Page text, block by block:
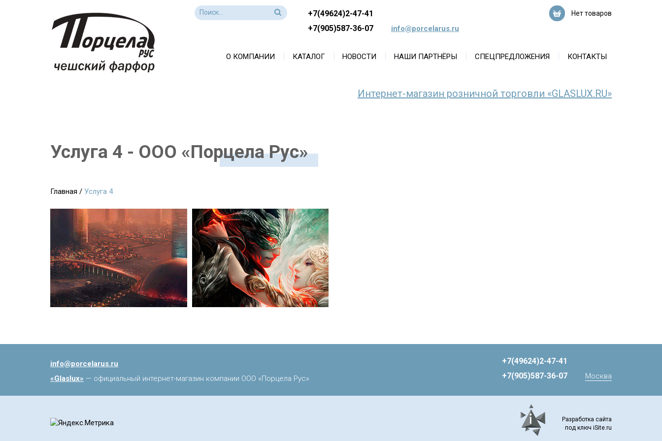
+7(49624)2-47-41
+7(905)587-36-07
info@porcelarus.ru
Нет товаров
О КОМПАНИИ КАТАЛОГ НОВОСТИ НАШИ ПАРТНЁРЫ СПЕЦПРЕДЛОЖЕНИЯ КОНТАКТЫ
Интернет-магазин розничной торговли «GLASLUX.RU»
Услуга 4 - ООО «Порцела Рус»
Главная / Услуга 4
info@porcelarus.ru
«Glaslux» — официальный интернет-магазин компании ООО «Порцела Рус»
+7(49624)2-47-41
+7(905)587-36-07
Москва
Разработка сайта
под ключ iSite.ru